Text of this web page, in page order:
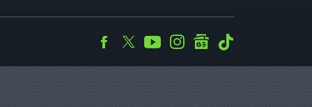
Facebook
TwitterYoutubeInstagramgooglenews